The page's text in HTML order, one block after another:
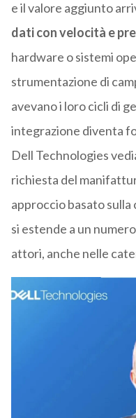
e il valore aggiunto
daticon velocità e
hardware o sistemi
strumentazione di
avevano i loro cicli di
integrazione diventa
Dell Technologies
richiesta del
approccio basato sulla
si estende a un
attori, anche nelle